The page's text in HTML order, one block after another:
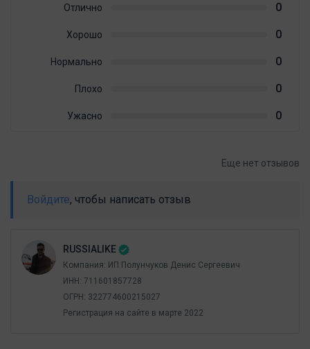
Отлично 0
Хорошо 0
Нормально 0
Плохо 0
Ужасно 0
Еще нет отзывов
Войдите, чтобы написать отзыв
RUSSIALIKE
Компания: ИП Полунчуков Денис Сергеевич
ИНН: 711601857728
ОГРН: 322774600215027
Регистрация на сайте в мартe 2022